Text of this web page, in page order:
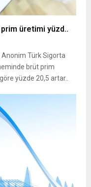
üretimi yüzd..
Türk Sigorta
brüt prim
yüzde 20,5 artar..